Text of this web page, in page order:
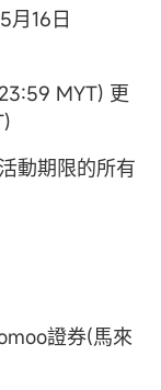
月16日
MYT) 更
動期限的所有
證券(馬來